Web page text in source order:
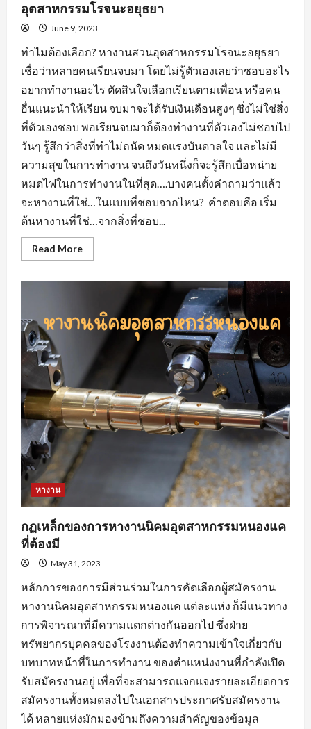
อุตสาหกรรมโรจนะอยุธยา
June 9, 2023
ทำไมต้องเลือก? หางานสวนอุตสาหกรรมโรจนะอยุธยา
เชื่อว่าหลายคนเรียนจบมา โดยไม่รู้ตัวเองเลยว่าชอบอะไร
อยากทำงานอะไร ตัดสินใจเลือกเรียนตามเพื่อน หรือคน
อื่นแนะนำให้เรียน จบมาจะได้รับเงินเดือนสูงๆ ซึ่งไม่ใช่สิ่ง
ที่ตัวเองชอบ พอเรียนจบมาก็ต้องทำงานที่ตัวเองไม่ชอบไป
วันๆ รู้สึกว่าสิ่งที่ทำไม่ถนัด หมดแรงบันดาลใจ และไม่มี
ความสุขในการทำงาน จนถึงวันหนึ่งก็จะรู้สึกเบื่อหน่าย
หมดไฟในการทำงานในที่สุด….บางคนตั้งคำถามว่าแล้ว
จะหางานที่ใช่…ในแบบที่ชอบจากไหน? คำตอบคือ เริ่ม
ต้นหางานที่ใช่…จากสิ่งที่ชอบ...
Read MoreRead
more
ใน
แบบ
งาน
สวน
อุตสาหกรรม
โรจ
นะ
อยุธยา
หางาน
กฏเหล็กของการหางานนิคมอุตสาหกรรมหนองแค
ที่ต้องมี
May 31, 2023
หลักการของการมีส่วนร่วมในการคัดเลือกผู้สมัครงาน
หางานนิคมอุตสาหกรรมหนองแค แต่ละแห่ง ก็มีแนวทาง
การพิจารณาที่มีความแตกต่างกันออกไป ซึ่งฝ่าย
ทรัพยากรบุคคลของโรงงานต้องทำความเข้าใจเกี่ยวกับ
บทบาทหน้าที่ในการทำงาน ของตำแหน่งงานที่กำลังเปิด
รับสมัครงานอยู่ เพื่อที่จะสามารถแจกแจงรายละเอียดการ
สมัครงานทั้งหมดลงไปในเอกสารประกาศรับสมัครงาน
ได้ หลายแห่งมักมองข้ามถึงความสำคัญของข้อมูล